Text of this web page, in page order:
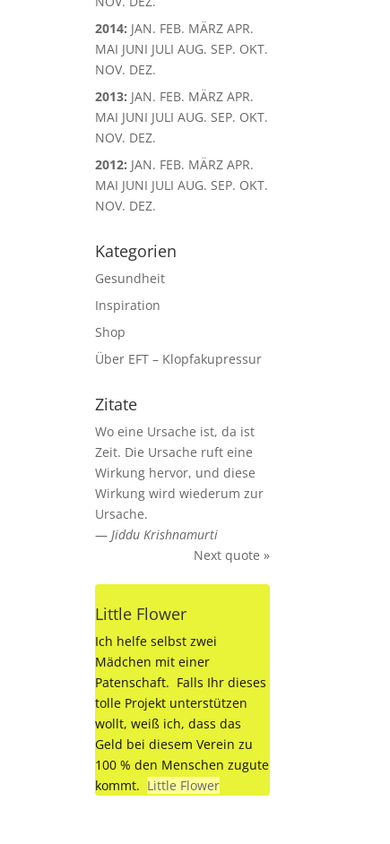
2014: JAN. FEB. MÄRZ APR.
MAI JUNI JULI AUG. SEP. OKT.
NOV. DEZ.
2013: JAN. FEB. MÄRZ APR.
MAI JUNI JULI AUG. SEP. OKT.
NOV. DEZ.
2012: JAN. FEB. MÄRZ APR.
MAI JUNI JULI AUG. SEP. OKT.
NOV. DEZ.
Kategorien
Gesundheit
Inspiration
Shop
Über EFT – Klopfakupressur
Zitate
Wo eine Ursache ist, da ist
Zeit. Die Ursache ruft eine
Wirkung hervor, und diese
Wirkung wird wiederum zur
Ursache.
—Jiddu Krishnamurti
Next quote »
Little Flower
Ich helfe selbst zwei
Mädchen mit einer
Patenschaft. Falls Ihr dieses
tolle Projekt unterstützen
wollt, weiß ich, dass das
Geld bei diesem Verein zu
100 % den Menschen zugute
kommt. Little Flower